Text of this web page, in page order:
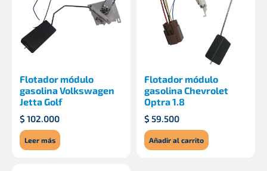
Flotador módulo
gasolina Volkswagen
Jetta Golf
$ 102.000
Leer más
Flotador módulo
gasolina Chevrolet
Optra 1.8
$ 59.500
Añadir al carrito